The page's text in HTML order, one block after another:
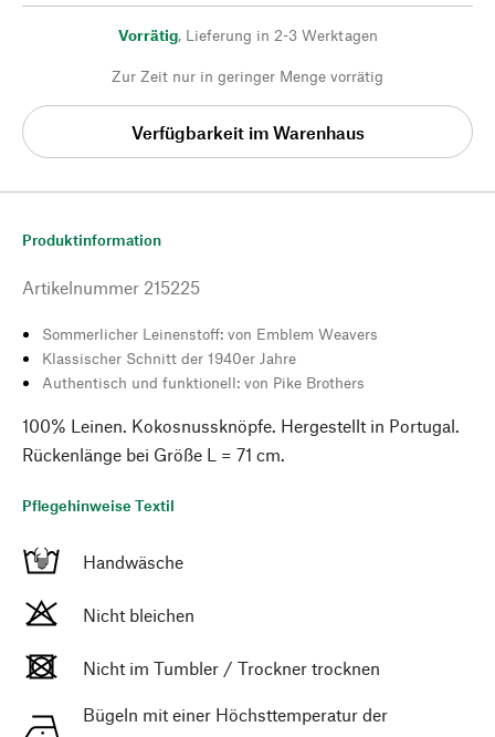
Vorrätig, Lieferung in 2-3 Werktagen
Zur Zeit nur in geringer Menge vorrätig
Verfügbarkeit im Warenhaus
Produktinformation
Artikelnummer 215225
Sommerlicher Leinenstoff: von Emblem Weavers
Klassischer Schnitt der 1940er Jahre
Authentisch und funktionell: von Pike Brothers
100% Leinen. Kokosnussknöpfe. Hergestellt in Portugal.
Rückenlänge bei Größe L = 71 cm.
Pflegehinweise Textil
Handwäsche
Nicht bleichen
Nicht im Tumbler / Trockner trocknen
Bügeln mit einer Höchsttemperatur der